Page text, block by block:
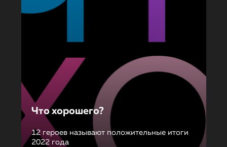
Что хорошего?
12 героев называют положительные итоги
2022 года